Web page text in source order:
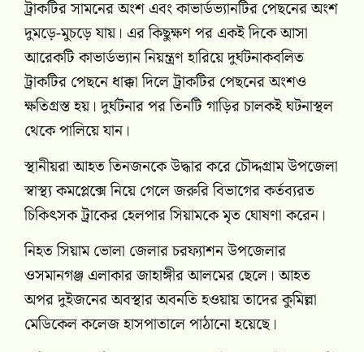
ট্রাকটির সামনের অংশ এবং কাভার্ডভ্যানটির পেছনের অংশ
দুমড়ে-মুচড়ে যায়। এর কিছুক্ষণ পর একই দিকে আসা
আরেকটি কাভার্ডভ্যান নিয়ন্ত্রণ হারিয়ে দুর্ঘটনাকবলিত
ট্রাকটির পেছনে ধাক্কা দিলে ট্রাকটির পেছনের অংশও
ক্ষতিগ্রস্ত হয়। দুর্ঘটনার পর তিনটি গাড়ির চালকই ঘটনাস্থল
থেকে পালিয়ে যান।
স্থানীয়রা আহত তিনজনকে উদ্ধার করে চৌদ্দগ্রাম উপজেলা
স্বাস্থ্য কমপ্লেক্সে নিয়ে গেলে জরুরি বিভাগের কর্তব্যরত
চিকিৎসক ট্রাকের হেলপার সিয়ামকে মৃত ঘোষণা করেন।
নিহত সিয়াম ভোলা জেলার চরফ্যাশন উপজেলার
ওসমানগঞ্জ এলাকার জাহাঙ্গীর আলমের ছেলে। আহত
অপর দুইজনের অবস্থার অবনতি হওয়ায় তাদের কুমিল্লা
মেডিকেল কলেজ হাসপাতালে পাঠানো হয়েছে।